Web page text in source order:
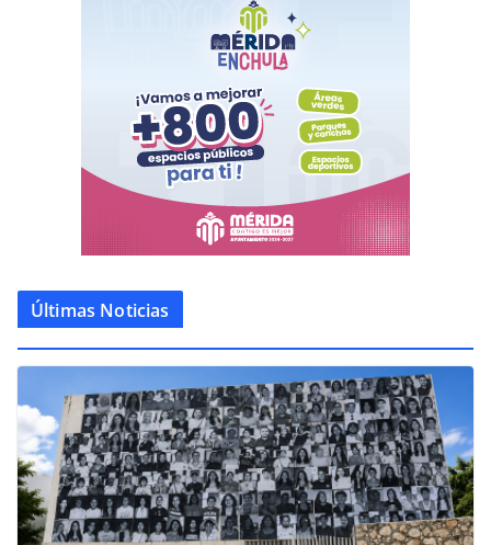
Últimas Noticias